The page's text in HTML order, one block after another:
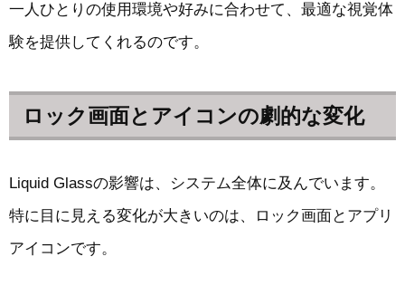
一人ひとりの使用環境や好みに合わせて、最適な視覚体
験を提供してくれるのです。
ロック画面とアイコンの劇的な変化
Liquid Glassの影響は、システム全体に及んでいます。
特に目に見える変化が大きいのは、ロック画面とアプリ
アイコンです。